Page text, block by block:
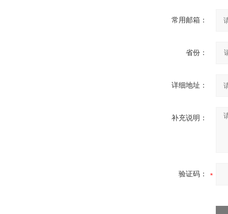
常用邮箱：
省份：
详细地址：
补充说明：
验证码：